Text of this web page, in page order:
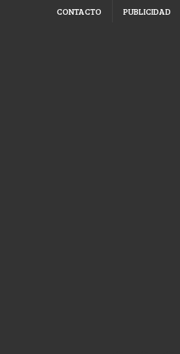
CONTACTO PUBLICIDAD